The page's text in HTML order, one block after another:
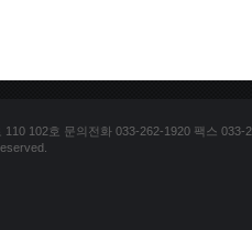
102호 문의전화 033-262-1920 팩스 033-